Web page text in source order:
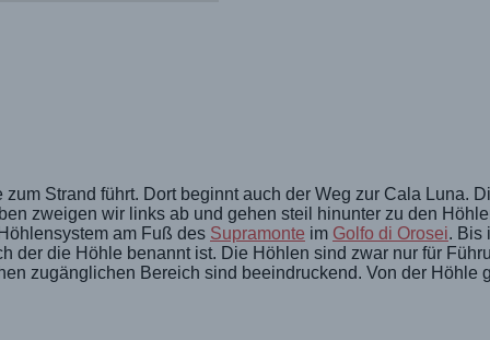
Strand führt. Dort beginnt auch der Weg zur Cala Luna.
zweigen wir links ab und gehen steil hinunter zu den
am Fuß des Supramonte im Golfo di Orosei. Bis
der die Höhle benannt ist. Die Höhlen sind zwar nur für
zugänglichen Bereich sind beeindruckend. Von der Höhle